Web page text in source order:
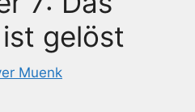
gelöst
Muenk